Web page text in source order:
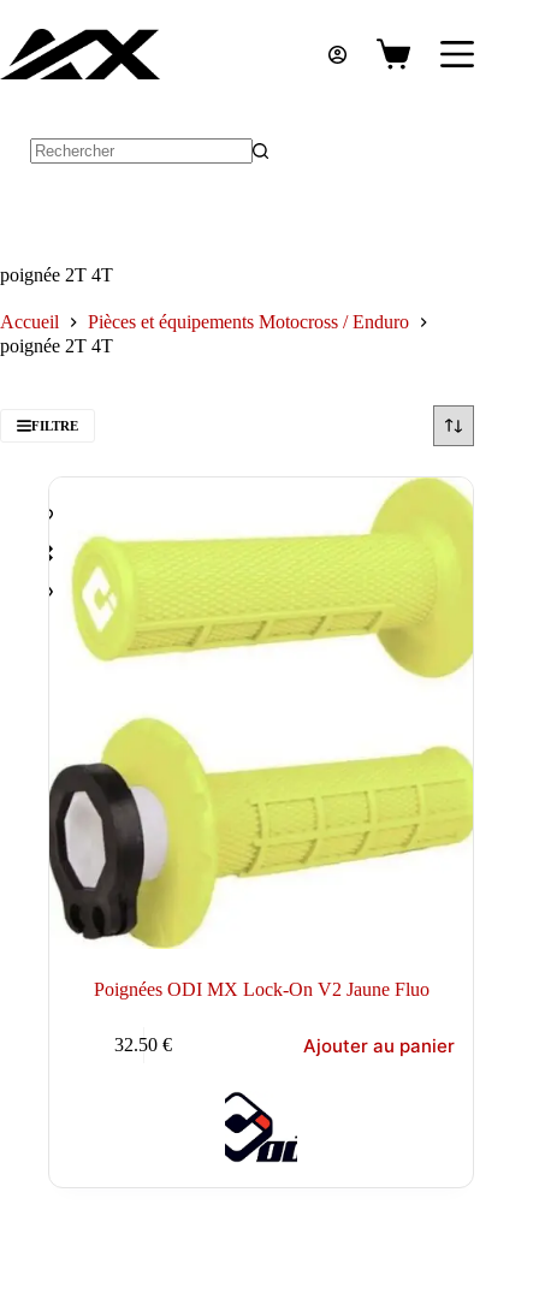
contenu
Panier
poignée 2T 4T
Accueil
Pièces et équipements Motocross / Enduro
poignée 2T 4T
FILTRE
Poignées ODI MX Lock-On V2 Jaune Fluo
32.50€ Ajouter au panier